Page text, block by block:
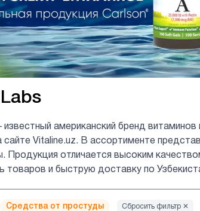
американский бренд
сайте Vitaline.uz. В ассортименте
Продукция отличается высоким
товаров и быструю доставку по
Средства от простуды Сбросить фильтр ✕